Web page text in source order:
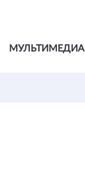
МУЛЬТИМЕДИА